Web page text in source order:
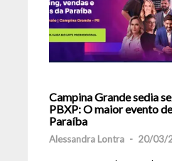
Campina Grande sedia
PBXP: O maior evento
Paraíba
Alessandra Lontra - 20/03/